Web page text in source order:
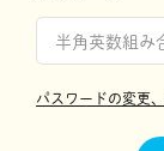
パスワードの変更